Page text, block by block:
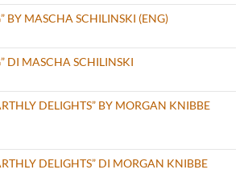
BY MASCHA SCHILINSKI (ENG)
DI MASCHA SCHILINSKI
DELIGHTS” BY MORGAN KNIBBE
DELIGHTS” DI MORGAN KNIBBE